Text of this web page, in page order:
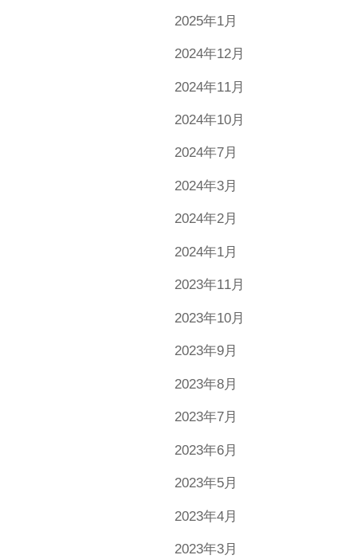
2025年1月
2024年12月
2024年11月
2024年10月
2024年7月
2024年3月
2024年2月
2024年1月
2023年11月
2023年10月
2023年9月
2023年8月
2023年7月
2023年6月
2023年5月
2023年4月
2023年3月